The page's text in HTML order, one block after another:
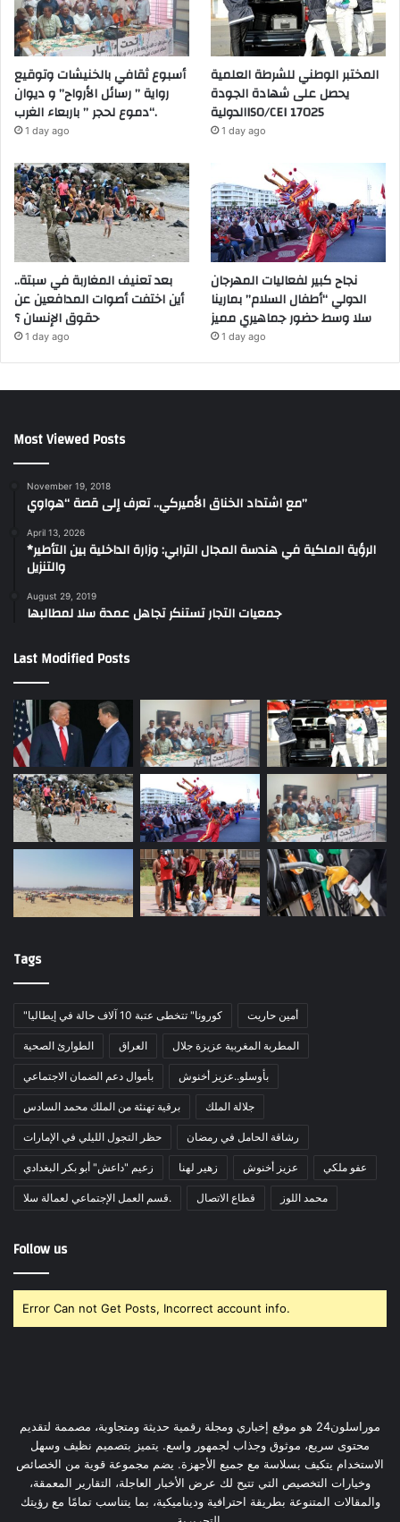
أسبوع ثقافي بالخنيشات وتوقيع
رواية ” رسائل الأرواح” و ديوان
“دموع لحجر ” باربعاء الغرب.
1 day ago
المختبر الوطني للشرطة العلمية
يحصل على شهادة الجودة
الدوليةISO/CEI 17025
1 day ago
بعد تعنيف المغاربة في سبتة..
أين اختفت أصوات المدافعين عن
حقوق الإنسان ؟
1 day ago
نجاح كبير لفعاليات المهرجان
الدولي “أطفال السلام” بمارينا
سلا وسط حضور جماهيري مميز
1 day ago
Most Viewed Posts
November 19, 2018
مع اشتداد الخناق الأميركي.. تعرف إلى قصة “هواوي”
April 13, 2026
*الرؤية الملكية في هندسة المجال الترابي: وزارة الداخلية بين التأطير
والتنزيل
August 29, 2019
جمعيات التجار تستنكر تجاهل عمدة سلا لمطالبها
Last Modified Posts
Tags
"كورونا" تتخطى عتبة 10 آلاف حالة في إيطاليا أمين حاريت
الطوارئ الصحية العراق المطربة المغربية عزيزة جلال
بأموال دعم الضمان الاجتماعي بأوسلو..عزيز أخنوش
برقية تهنئة من الملك محمد السادس جلالة الملك
حظر التجول الليلي في الإمارات رشاقة الحامل في رمضان
زعيم "داعش" أبو بكر البغدادي زهير لهنا عزيز أخنوش عفو ملكي
قسم العمل الإجتماعي لعمالة سلا. قطاع الاتصال محمد اللوز
Follow us
Error Can not Get Posts, Incorrect account info.
موراسلون24 هو موقع إخباري ومجلة رقمية حديثة ومتجاوبة، مصممة لتقديم
محتوى سريع، موثوق وجذاب لجمهور واسع. يتميز بتصميم نظيف وسهل
الاستخدام يتكيف بسلاسة مع جميع الأجهزة. يضم مجموعة قوية من الخصائص
وخيارات التخصيص التي تتيح لك عرض الأخبار العاجلة، التقارير المعمقة،
والمقالات المتنوعة بطريقة احترافية وديناميكية، بما يتناسب تمامًا مع رؤيتك